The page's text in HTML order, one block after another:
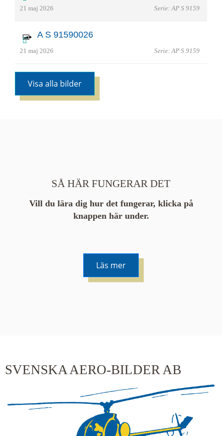
21 maj 2026 Serie: AP S 9159
A S 91590026
21 maj 2026 Serie: AP S 9159
Visa alla bilder
SÅ HÄR FUNGERAR DET
Vill du lära dig hur det fungerar, klicka på
knappen här under.
Läs mer
SVENSKA AERO-BILDER AB